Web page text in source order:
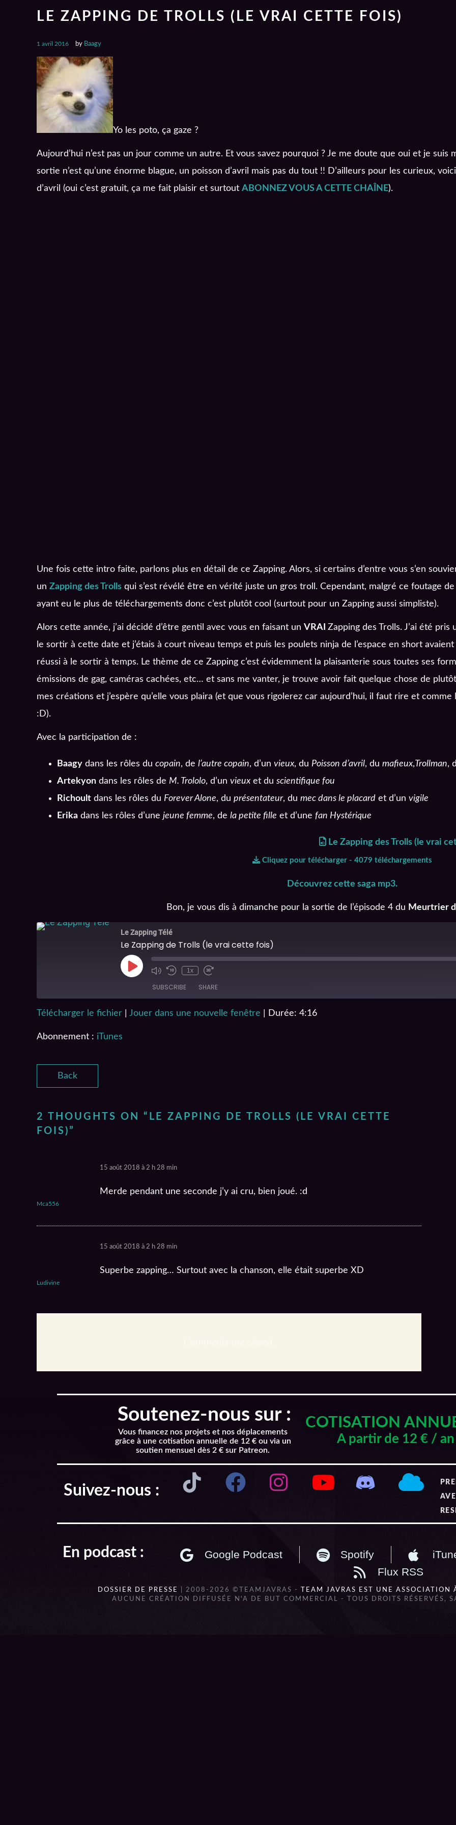
LE ZAPPING DE TROLLS (LE VRAI CETTE FOIS)
1 avril 2016 by Baagy
Yo les poto, ça gaze ?
Aujourd’hui n’est pas un jour comme un autre. Et vous savez pourquoi ? Je me doute que oui et je
sortie n’est qu’une énorme blague, un poisson d’avril mais pas du tout !! D’ailleurs pour les curieux,
d’avril (oui c’est gratuit, ça me fait plaisir et surtout ABONNEZ VOUS A CETTE CHAÎNE).
Une fois cette intro faite, parlons plus en détail de ce Zapping. Alors, si certains d’entre vous s’en
un Zapping des Trolls qui s’est révélé être en vérité juste un gros troll. Cependant, malgré ce foutage
ayant eu le plus de téléchargements donc c’est plutôt cool (surtout pour un Zapping aussi simpliste).
Alors cette année, j’ai décidé d’être gentil avec vous en faisant un VRAI Zapping des Trolls. J’ai été
le sortir à cette date et j’étais à court niveau temps et puis les poulets ninja de l’espace en short
réussi à le sortir à temps. Le thème de ce Zapping c’est évidemment la plaisanterie sous toutes ses
émissions de gag, caméras cachées, etc… et sans me vanter, je trouve avoir fait quelque chose de
mes créations et j’espère qu’elle vous plaira (et que vous rigolerez car aujourd’hui, il faut rire et
:D).
Avec la participation de :
Baagy dans les rôles du copain, de l’autre copain, d’un vieux, du Poisson d’avril, du mafieux,Trollman,
Artekyon dans les rôles de M. Trololo, d’un vieuxet du scientifique fou
Richoult dans les rôles du Forever Alone, du présentateur, du mec dans le placard et d’un vigile
Erika dans les rôles d’une jeune femme, de la petite fille et d’une fan Hystérique
Le Zapping des Trolls (le vrai
Cliquez pour télécharger - 4079 téléchargements
Découvrez cette saga mp3.
Bon, je vous dis à dimanche pour la sortie de l’épisode 4 du Meurtrier
Le Zapping Télé
Le Zapping de Trolls (le vrai cette fois)
1x
SUBSCRIBE SHARE
iTunes
RSS FEED
SHARE
LINK
Télécharger le fichier Jouer dans une nouvelle fenêtre Durée: 4:16
Abonnement : iTunes
Back
2 THOUGHTS ON “ LE ZAPPING DE TROLLS (LE VRAI CETTE
FOIS) ”
Mca556
15 août 2018 à 2 h 28 min
Merde pendant une seconde j’y ai cru, bien joué. :d
Ludivine
15 août 2018 à 2 h 28 min
Superbe zapping… Surtout avec la chanson, elle était superbe XD
Soutenez-nous sur :
Vous financez nos projets et nos déplacements
grâce à une cotisation annuelle de 12 € ou via un
soutien mensuel dès 2 € sur Patreon.
COTISATION
A partir de 12 € / an
Suivez-nous :
En podcast : Google Podcast Spotify
Flux RSS
DOSSIER DE PRESSE | 2008-2026 ©TEAMJAVRAS - TEAM JAVRAS EST UNE ASSOCIATION
AUCUNE CRÉATION DIFFUSÉE N'A DE BUT COMMERCIAL - TOUS DROITS RÉSERVÉS,